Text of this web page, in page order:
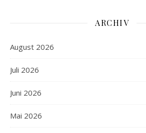
ARCHIV
August 2026
Juli 2026
Juni 2026
Mai 2026